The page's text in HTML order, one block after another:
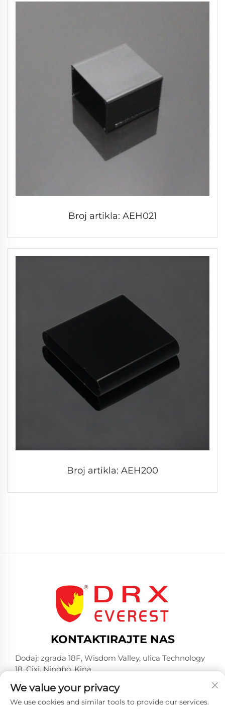
Broj artikla: AEH021
Broj artikla: AEH200
KONTAKTIRAJTE NAS
Dodaj: zgrada 18F, Wisdom Valley, ulica Technology
18, Cixi, Ningbo, Kina
-Tel:+86-574-23660321
E-mail:[email protected]
We value your privacy
We use cookies and similar tools to provide our services.